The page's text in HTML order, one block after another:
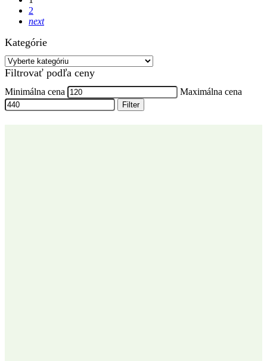
2
next
Kategórie
Filtrovať podľa ceny
Minimálna cena Maximálna cena
Filter